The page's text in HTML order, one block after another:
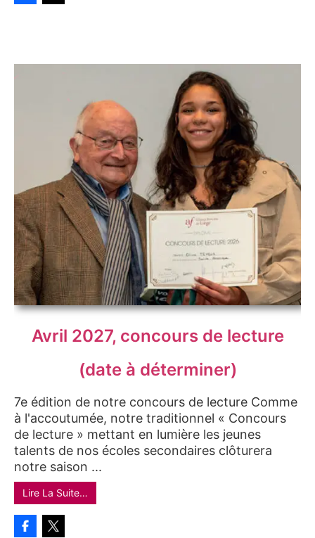
Avril 2027, concours de lecture
(date à déterminer)
7e édition de notre concours de lecture Comme
à l'accoutumée, notre traditionnel « Concours
de lecture » mettant en lumière les jeunes
talents de nos écoles secondaires clôturera
notre saison ...
Lire La Suite…